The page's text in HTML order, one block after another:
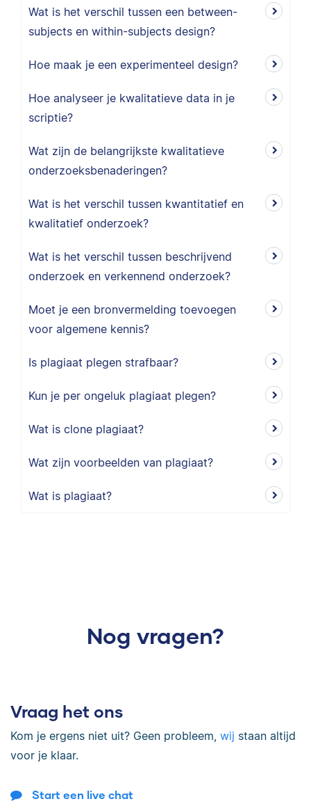
Wat is het verschil tussen een between-
subjects en within-subjects design?
Hoe maak je een experimenteel design?
Hoe analyseer je kwalitatieve data in je
scriptie?
Wat zijn de belangrijkste kwalitatieve
onderzoeksbenaderingen?
Wat is het verschil tussen kwantitatief en
kwalitatief onderzoek?
Wat is het verschil tussen beschrijvend
onderzoek en verkennend onderzoek?
Moet je een bronvermelding toevoegen
voor algemene kennis?
Is plagiaat plegen strafbaar?
Kun je per ongeluk plagiaat plegen?
Wat is clone plagiaat?
Wat zijn voorbeelden van plagiaat?
Wat is plagiaat?
Nog vragen?
Vraag het ons
Kom je ergens niet uit? Geen probleem, wij staan altijd
voor je klaar.
Start een live chat